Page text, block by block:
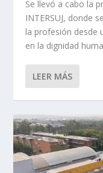
Se llevó a cabo la
INTERSUJ, donde
la profesión desde
en la dignidad
LEER MÁS